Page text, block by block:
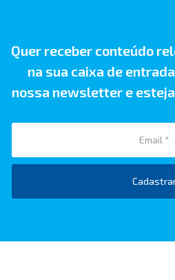
Quer receber conteúdo
na sua caixa de
nossa newsletter e